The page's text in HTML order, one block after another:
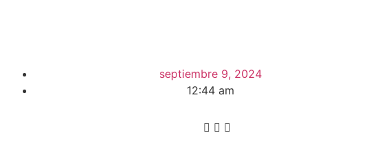
septiembre 9, 2024
12:44 am